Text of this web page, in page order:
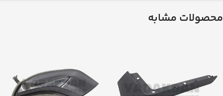
محصولات مشابه